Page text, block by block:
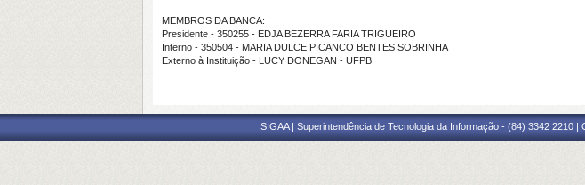
MEMBROS DA BANCA:
Presidente - 350255 - EDJA BEZERRA FARIA TRIGUEIRO
Interno - 350504 - MARIA DULCE PICANCO BENTES SOBRINHA
Externo à Instituição - LUCY DONEGAN - UFPB
SIGAA | Superintendência de Tecnologia da Informação - (84) 3342